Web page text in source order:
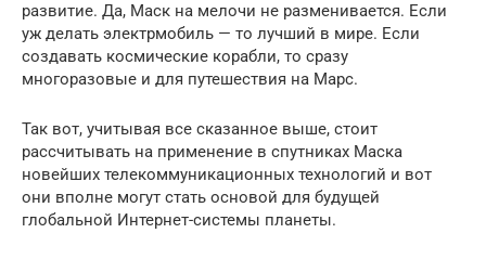
развитие. Да, Маск на мелочи не разменивается. Если
уж делать электрмобиль — то лучший в мире. Если
создавать космические корабли, то сразу
многоразовые и для путешествия на Марс.
Так вот, учитывая все сказанное выше, стоит
рассчитывать на применение в спутниках Маска
новейших телекоммуникационных технологий и вот
они вполне могут стать основой для будущей
глобальной Интернет-системы планеты.